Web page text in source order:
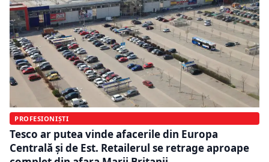
PROFESIONIȘTI
Tesco ar putea vinde afacerile din Europa
Centrală și de Est. Retailerul se retrage aproape